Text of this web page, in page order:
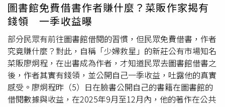
多吃些養肺潤肺的食物。肺是人體重要的呼吸器官，是人體
真氣之源，肺氣的盛衰關係到壽命的長短。養肺的
蓮藕、百合、銀耳、木耳、山藥、胡蘿蔔、豆腐等。水果如
梨子、蘋果、山楂、荸薺等。果仁類如杏仁、核桃、花生、
松子、芝麻等。蜂蜜是秋季養肺潤肺的好食物。2.清熱解暑
要繼續清熱解毒類食品既能消暑、斂汗補液，還能增進食
欲。因此喝些綠豆粥、蓮子粥、百合粥和薄荷粥益處多多。
3.涼性食物要適量涼性食物要適量食用，如瓜類水果西瓜、
圖書館免費借書作者賺什麼？菜販作家揭有
錢領 一季收益曝
部分民眾有前往圖書館借閱的習慣，但民眾免費借書，作者
究竟賺什麼？對此，自稱「少婦救星」的新莊公有市場知名
菜販廖炯程，在出書成為作者，才知道民眾去圖書館借書之
後，作者其實有錢領，並公開自己一季收益，吐露他的真實
感受。廖炯程昨（5）日在臉書公開自己的書籍在圖書館的
借閱數據與收益，在2025年9月至12月內，他的著作在公共